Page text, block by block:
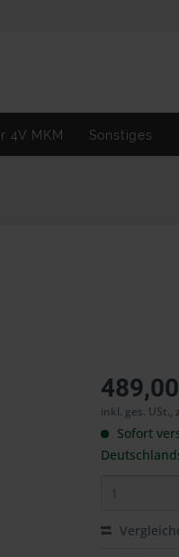
4V MKM Sonstiges
inkl. ges. USt.,
Sofort